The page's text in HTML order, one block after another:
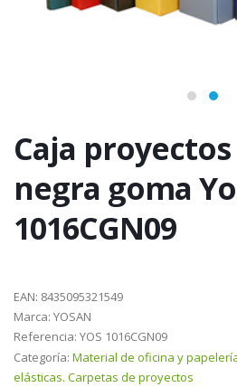
Caja proyectos
negra goma
1016CGN09
EAN: 8435095321549
Marca: YOSAN
Referencia: YOS 1016CGN09
Categoría: Material de oficina y
elásticas. Carpetas de proyectos